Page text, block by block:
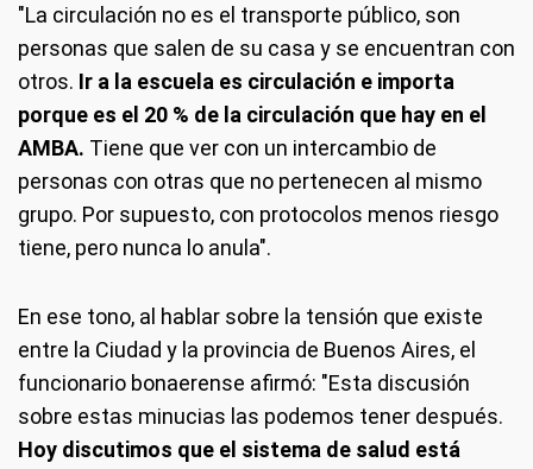
"La circulación no es el transporte público, son
personas que salen de su casa y se encuentran con
otros. Ir a la escuela es circulación e importa
porque es el 20 % de la circulación que hay en el
AMBA. Tiene que ver con un intercambio de
personas con otras que no pertenecen al mismo
grupo. Por supuesto, con protocolos menos riesgo
tiene, pero nunca lo anula".
En ese tono, al hablar sobre la tensión que existe
entre la Ciudad y la provincia de Buenos Aires, el
funcionario bonaerense afirmó: "Esta discusión
sobre estas minucias las podemos tener después.
Hoy discutimos que el sistema de salud está